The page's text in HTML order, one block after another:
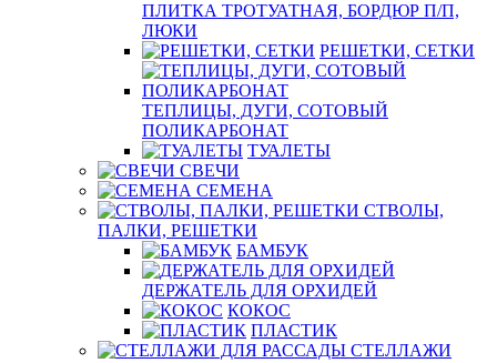
ПЛИТКА ТРОТУАТНАЯ, БОРДЮР П/П,
ЛЮКИ
РЕШЕТКИ, СЕТКИ
ТЕПЛИЦЫ, ДУГИ, СОТОВЫЙ
ПОЛИКАРБОНАТ
ТУАЛЕТЫ
СВЕЧИ
СЕМЕНА
СТВОЛЫ,
ПАЛКИ, РЕШЕТКИ
БАМБУК
ДЕРЖАТЕЛЬ ДЛЯ ОРХИДЕЙ
КОКОС
ПЛАСТИК
СТЕЛЛАЖИ